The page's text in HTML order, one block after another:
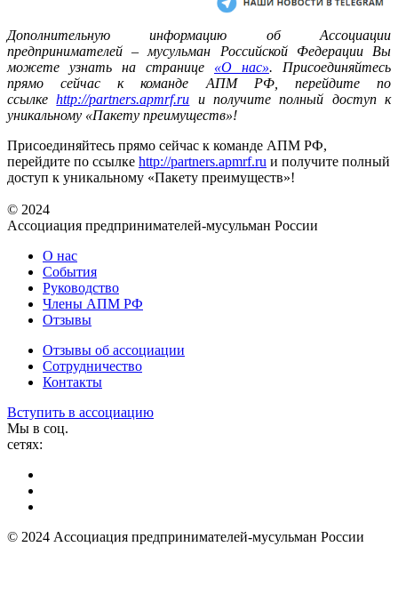
Дополнительную информацию об Ассоциации
предпринимателей – мусульман Российской Федерации Вы
можете узнать на странице «О нас». Присоединяйтесь
прямо сейчас к команде АПМ РФ, перейдите по
ссылкеhttp://partners.apmrf.ru и получите полный доступ к
уникальному «Пакету преимуществ»!
Присоединяйтесь прямо сейчас к команде АПМ РФ,
перейдите по ссылке http://partners.apmrf.ru и получите полный
доступ к уникальному «Пакету преимуществ»!
© 2024
Ассоциация предпринимателей-мусульман России
О нас
События
Руководство
Члены АПМ РФ
Отзывы
Отзывы об ассоциации
Сотрудничество
Контакты
Вступить в ассоциацию
Мы в соц.
сетях:
© 2024 Ассоциация предпринимателей-мусульман России